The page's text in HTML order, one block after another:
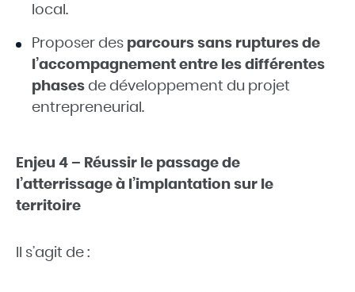
local.
Proposer des parcours sans ruptures de
l’accompagnement entre les différentes
phases de développement du projet
entrepreneurial.
Enjeu 4 – Réussir le passage de
l’atterrissage à l’implantation sur le
territoire
Il s’agit de :